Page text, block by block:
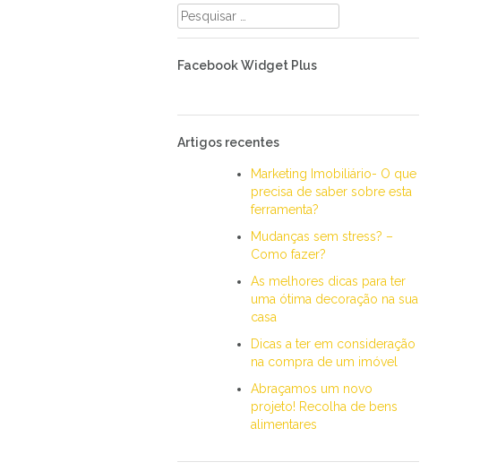
Pesquisar
por:
Facebook Widget Plus
Artigos recentes
Marketing Imobiliário- O que
precisa de saber sobre esta
ferramenta?
Mudanças sem stress? –
Como fazer?
As melhores dicas para ter
uma ótima decoração na sua
casa
Dicas a ter em consideração
na compra de um imóvel
Abraçamos um novo
projeto! Recolha de bens
alimentares